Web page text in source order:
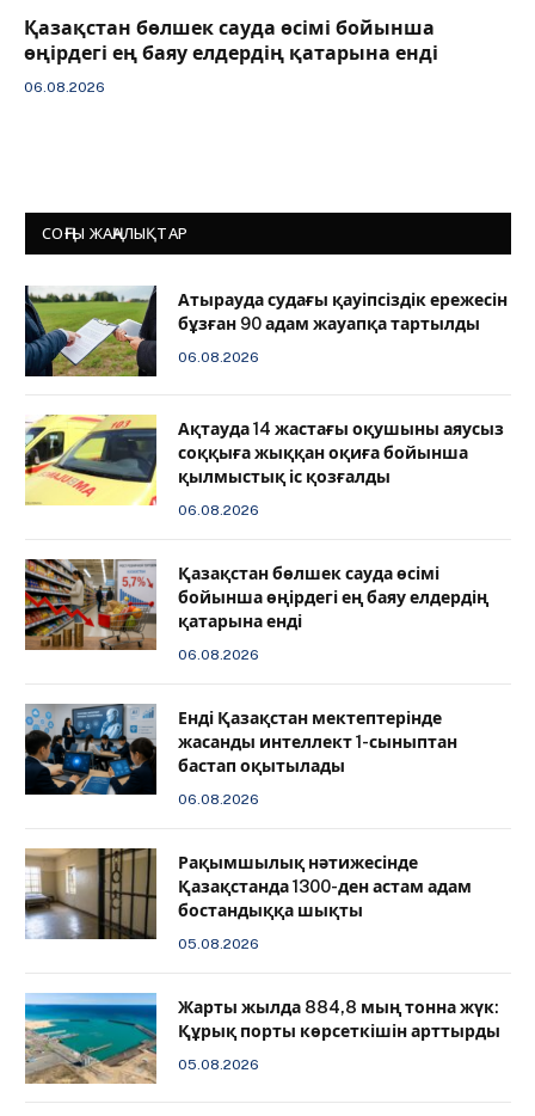
Қазақстан бөлшек сауда өсімі бойынша
өңірдегі ең баяу елдердің қатарына енді
06.08.2026
СОҢҒЫ ЖАҢАЛЫҚТАР
Атырауда судағы қауіпсіздік ережесін
бұзған 90 адам жауапқа тартылды
06.08.2026
Ақтауда 14 жастағы оқушыны аяусыз
соққыға жыққан оқиға бойынша
қылмыстық іс қозғалды
06.08.2026
Қазақстан бөлшек сауда өсімі
бойынша өңірдегі ең баяу елдердің
қатарына енді
06.08.2026
️Енді Қазақстан мектептерінде
жасанды интеллект 1-сыныптан
бастап оқытылады
06.08.2026
Рақымшылық нәтижесінде
Қазақстанда 1300-ден астам адам
бостандыққа шықты
05.08.2026
Жарты жылда 884,8 мың тонна жүк:
Құрық порты көрсеткішін арттырды
05.08.2026